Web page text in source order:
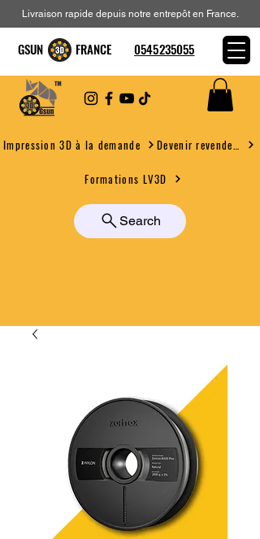
Impression 3D à la demande
Formations LV3D
Search
Livraison rapide depuis notre entrepôt en France.
GSUN FRANCE 0545235055